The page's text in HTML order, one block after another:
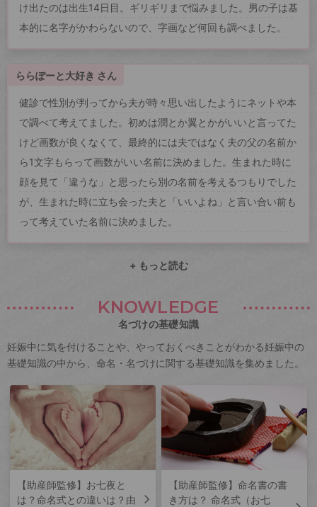
け出たのは出生14日目。ギリギリまで悩みました。男の子は基
本的に名字がかわらないので、字画など何回も調べました。
ららぽーと大好き さん
健診で性別が判ってから夫が時々思い出したようにネットや本
で調べて考えてました。初めは潤とか翼とかがいいと言ってた
けど画数が良くなくて、最終的には夫ではなく夫の父の名前か
ら1文字もらって画数がいい名前に決めました。生まれた時に
顔を見て「違うな」と思ったら別の名前を考えるつもりでした
が、生まれた時に立ち会った夫と「いいよね」と言い合い前も
って考えていた名前に決めました。
+ もっと読む
KNOWLEDGE
名づけの基礎知識
妊娠中に気を付けることや、やっておくべきことがわかる妊娠中の
基礎知識の中から、命名・名づけに関する基礎知識を集めました。
【助産師監修】お七夜と
は？命名式との違いは？由
【助産師監修】命名書の書
き方は？ 命名式（お七